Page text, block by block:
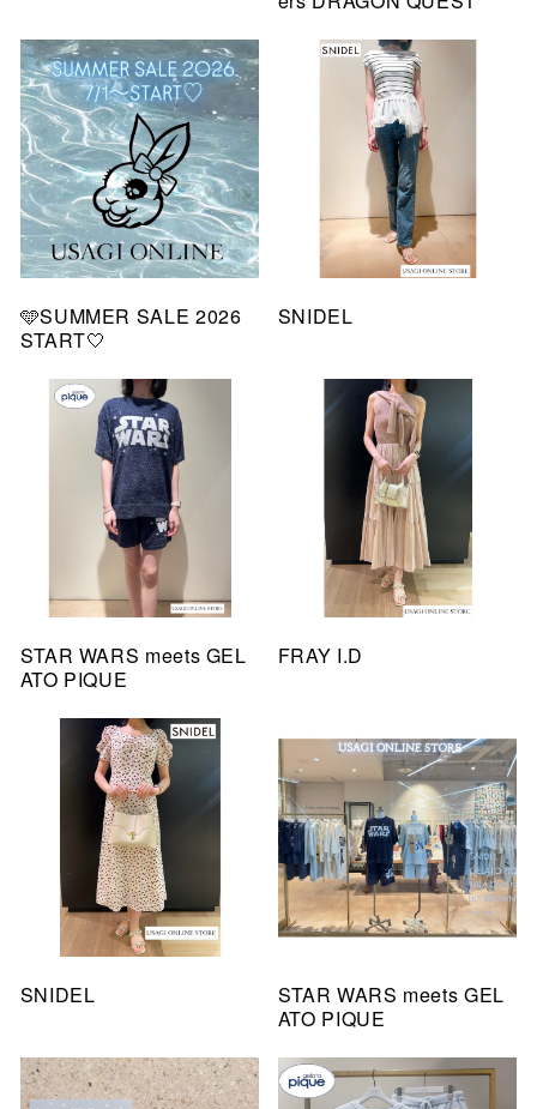
🩵SUMMER SALE 2026
START🤍
SNIDEL
STAR WARS meets GEL
ATO PIQUE
FRAY I.D
SNIDEL
STAR WARS meets GEL
ATO PIQUE